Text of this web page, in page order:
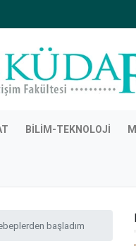
BILIM-TEKNOLOJI
başladım